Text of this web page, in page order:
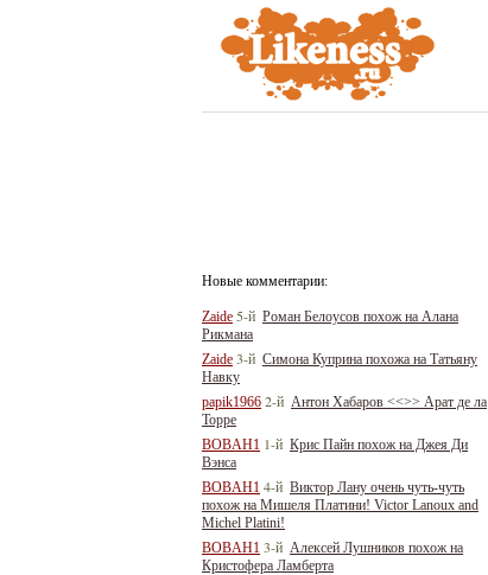
Новые комментарии:
Zaide 5-й Роман Белоусов похож на Алана
Рикмана
Zaide 3-й Симона Куприна похожа на Татьяну
Навку
papik1966 2-й Антон Хабаров <<>> Арат де ла
Торре
BOBAH1 1-й Крис Пайн похож на Джея Ди
Вэнса
BOBAH1 4-й Виктор Лану очень чуть-чуть
похож на Мишеля Платини! Victor Lanoux and
Michel Platini!
BOBAH1 3-й Алексей Лушников похож на
Кристофера Ламберта